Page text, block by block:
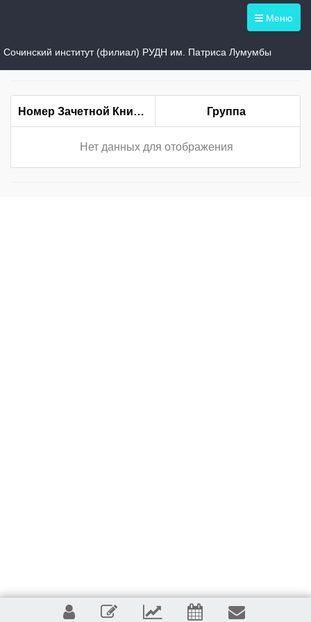
Меню
Сочинский институт (филиал) РУДН им. Патриса Лумумбы
Студент
Номер Зачетной Книжки Группа
Нет данных для отображения